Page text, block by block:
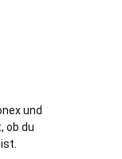
und
ob du